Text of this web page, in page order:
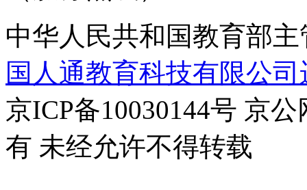
中华人民共和国教育部主
国人通教育科技有限公司
京ICP备10030144号 京
有 未经允许不得转载